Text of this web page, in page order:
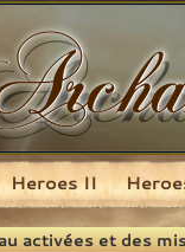
Heroes II
activées et des